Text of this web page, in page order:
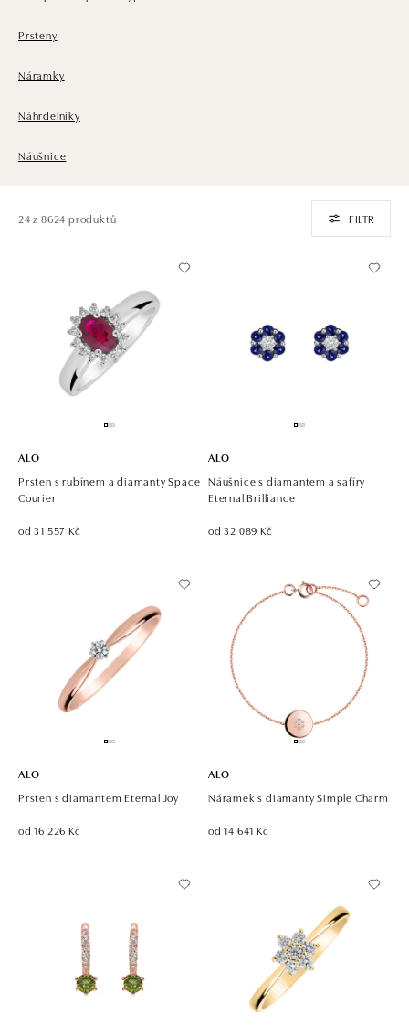
Prsteny
Náramky
Náhrdelníky
Náušnice
24 z 8624 produktů FILTR
ALO
Prsten s rubínem a diamanty Space
Courier
od 31 557 Kč
ALO
Náušnice s diamantem a safíry
Eternal Brilliance
od 32 089 Kč
ALO
Prsten s diamantem Eternal Joy
od 16 226 Kč
ALO
Náramek s diamanty Simple Charm
od 14 641 Kč